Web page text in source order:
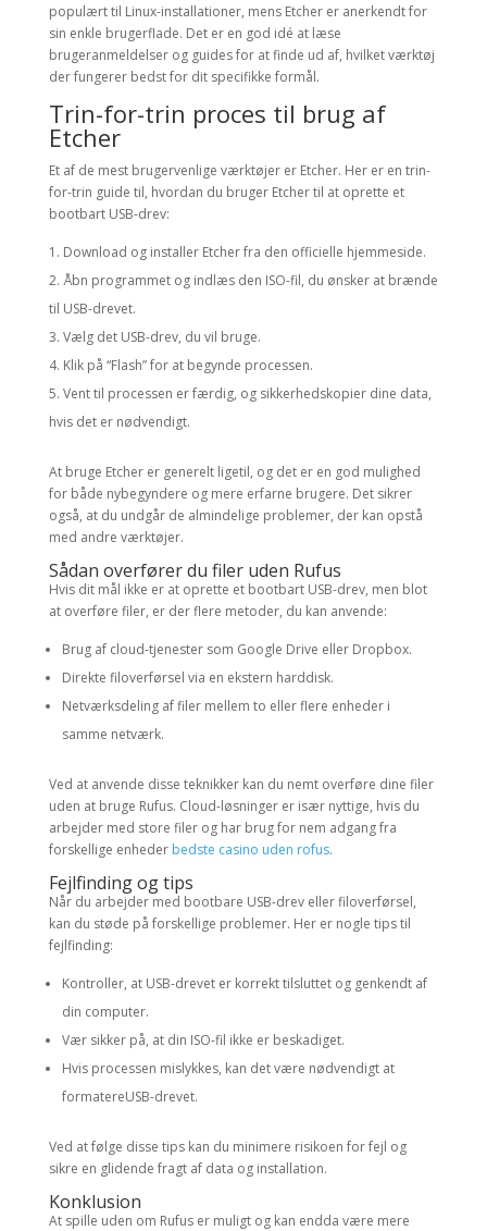
populært til Linux-installationer, mens Etcher er anerkendt for
sin enkle brugerflade. Det er en god idé at læse
brugeranmeldelser og guides for at finde ud af, hvilket værktøj
der fungerer bedst for dit specifikke formål.
Trin-for-trin proces til brug af
Etcher
Et af de mest brugervenlige værktøjer er Etcher. Her er en trin-
for-trin guide til, hvordan du bruger Etcher til at oprette et
bootbart USB-drev:
Download og installer Etcher fra den officielle hjemmeside.
Åbn programmet og indlæs den ISO-fil, du ønsker at brænde
til USB-drevet.
Vælg det USB-drev, du vil bruge.
Klik på “Flash” for at begynde processen.
Vent til processen er færdig, og sikkerhedskopier dine data,
hvis det er nødvendigt.
At bruge Etcher er generelt ligetil, og det er en god mulighed
for både nybegyndere og mere erfarne brugere. Det sikrer
også, at du undgår de almindelige problemer, der kan opstå
med andre værktøjer.
Sådan overfører du filer uden Rufus
Hvis dit mål ikke er at oprette et bootbart USB-drev, men blot
at overføre filer, er der flere metoder, du kan anvende:
Brug af cloud-tjenester som Google Drive eller Dropbox.
Direkte filoverførsel via en ekstern harddisk.
Netværksdeling af filer mellem to eller flere enheder i
samme netværk.
Ved at anvende disse teknikker kan du nemt overføre dine filer
uden at bruge Rufus. Cloud-løsninger er især nyttige, hvis du
arbejder med store filer og har brug for nem adgang fra
forskellige enheder bedste casino uden rofus.
Fejlfinding og tips
Når du arbejder med bootbare USB-drev eller filoverførsel,
kan du støde på forskellige problemer. Her er nogle tips til
fejlfinding:
Kontroller, at USB-drevet er korrekt tilsluttet og genkendt af
din computer.
Vær sikker på, at din ISO-fil ikke er beskadiget.
Hvis processen mislykkes, kan det være nødvendigt at
formatereUSB-drevet.
Ved at følge disse tips kan du minimere risikoen for fejl og
sikre en glidende fragt af data og installation.
Konklusion
At spille uden om Rufus er muligt og kan endda være mere